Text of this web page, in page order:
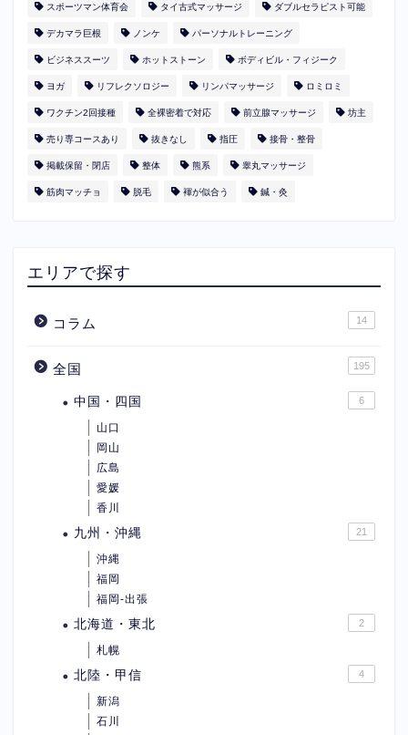
スポーツマン体育会 タイ古式マッサージ ダブルセラピスト可能
デカマラ巨根 ノンケ パーソナルトレーニング
ビジネススーツ ホットストーン ボディビル・フィジーク
ヨガ リフレクソロジー リンパマッサージ ロミロミ
ワクチン2回接種 全裸密着で対応 前立腺マッサージ 坊主
売り専コースあり 抜きなし 指圧 接骨・整骨
掲載保留・閉店 整体 熊系 睾丸マッサージ
筋肉マッチョ 脱毛 褌が似合う 鍼・灸
エリアで探す
コラム 14
全国 195
中国・四国 6
山口
岡山
広島
愛媛
香川
九州・沖縄 21
沖縄
福岡
福岡-出張
北海道・東北 2
札幌
北陸・甲信 4
新潟
石川